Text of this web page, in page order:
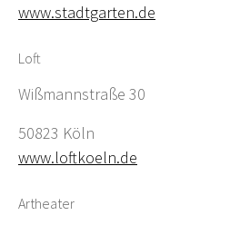
www.stadtgarten.de
Loft
Wißmannstraße 30
50823 Köln
www.loftkoeln.de
Artheater